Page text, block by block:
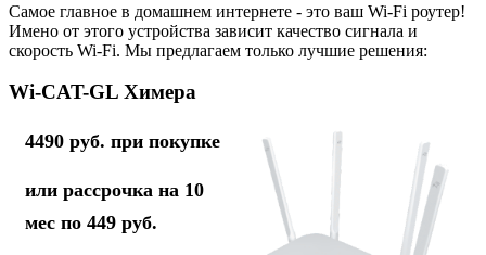
Самое главное в домашнем интернете - это ваш Wi-Fi роутер!
Имено от этого устройства зависит качество сигнала и
скорость Wi-Fi. Мы предлагаем только лучшие решения:
Wi-CAT-GL Химера
4490 руб. при покупке
или рассрочка на 10
мес по 449 руб.